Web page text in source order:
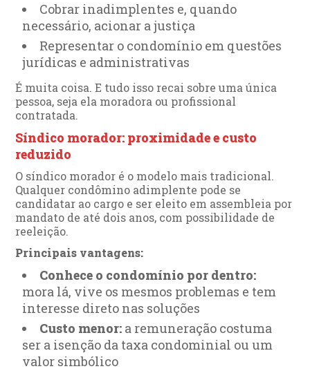
Cobrar inadimplentes e, quando
necessário, acionar a justiça
Representar o condomínio em questões
jurídicas e administrativas
É muita coisa. E tudo isso recai sobre uma única
pessoa, seja ela moradora ou profissional
contratada.
Síndico morador: proximidade e custo
reduzido
O síndico morador é o modelo mais tradicional.
Qualquer condômino adimplente pode se
candidatar ao cargo e ser eleito em assembleia por
mandato de até dois anos, com possibilidade de
reeleição.
Principais vantagens:
Conhece o condomínio por dentro:
mora lá, vive os mesmos problemas e tem
interesse direto nas soluções
Custo menor: a remuneração costuma
ser a isenção da taxa condominial ou um
valor simbólico